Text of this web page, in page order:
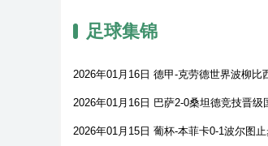
足球集锦
2026年01月16日 德甲-克劳德世界波柳
2026年01月16日 巴萨2-0桑坦德竞技晋
2026年01月15日 葡杯-本菲卡0-1波尔图